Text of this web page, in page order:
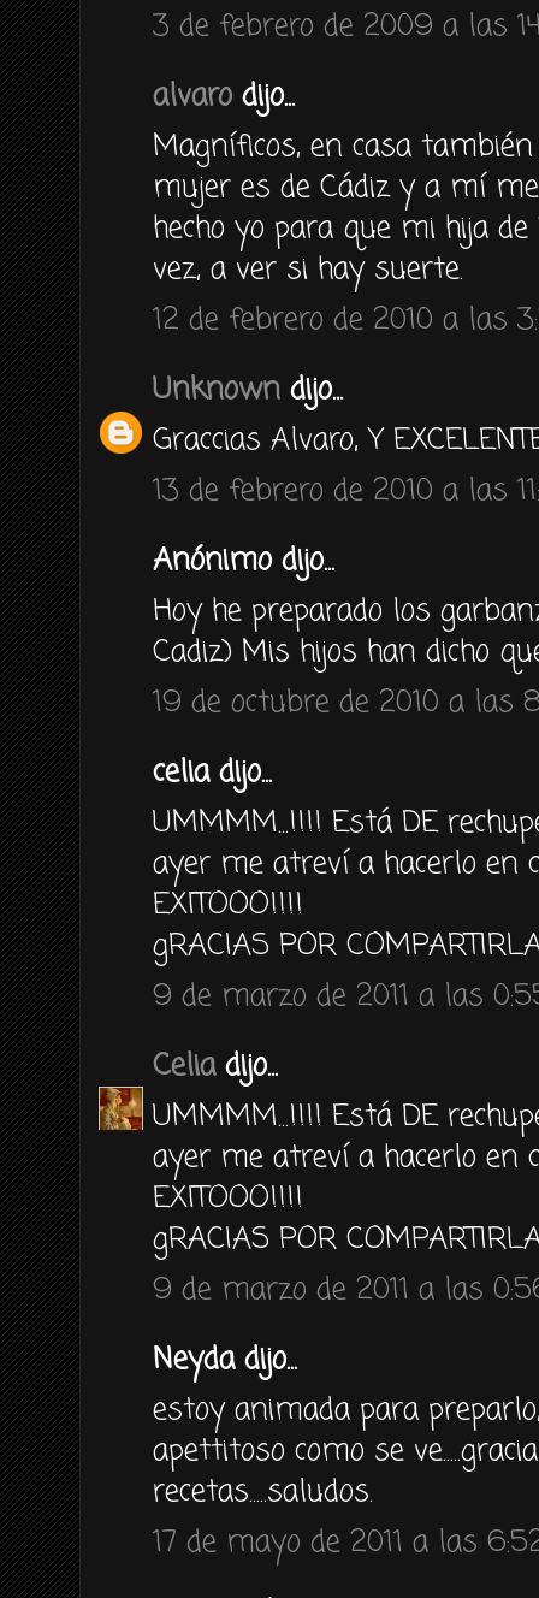
3 de febrero de 2009 a las
alvaro dijo...
Magníficos, en casa
mujer es de Cádiz y a mí
hecho yo para que mi hija
vez, a ver si hay suerte.
12 de febrero de 2010 a las
Unknown dijo...
Graccias Alvaro, Y
13 de febrero de 2010 a las
Anónimo dijo...
Hoy he preparado los
Cadiz) Mis hijos han dicho
19 de octubre de 2010 a las
celia dijo...
UMMMM...!!!! Está DE
ayer me atreví a hacerlo en
EXITOOO!!!!
gRACIAS POR
9 de marzo de 2011 a las
Celiadijo...
UMMMM...!!!! Está DE
ayer me atreví a hacerlo en
EXITOOO!!!!
gRACIAS POR
9 de marzo de 2011 a las
Neyda dijo...
estoy animada para
apettitoso como se
recetas.....saludos.
17 de mayo de 2011 a las